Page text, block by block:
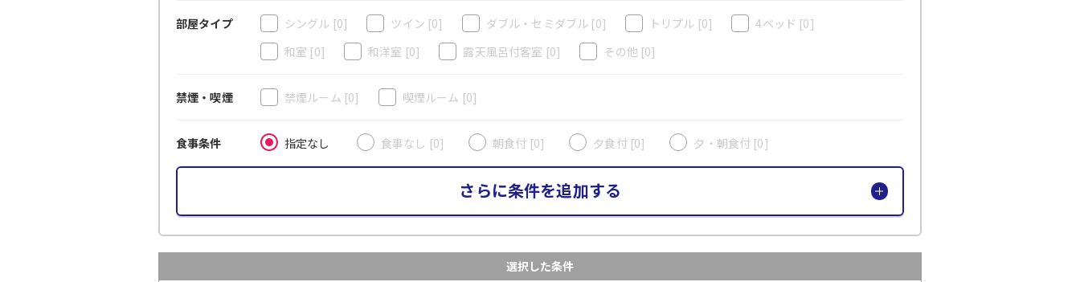
部屋タイプ シングル [0] ツイン [0] ダブル・セミダブル [0] トリプル [0] 4ベッド [0]
和室 [0] 和洋室 [0] 露天風呂付客室 [0] その他[0]
禁煙・喫煙 禁煙ルーム [0] 喫煙ルーム [0]
食事条件 指定なし 食事なし [0] 朝食付 [0] 夕食付 [0] 夕・朝食付 [0]
さらに条件を追加する
選択した条件